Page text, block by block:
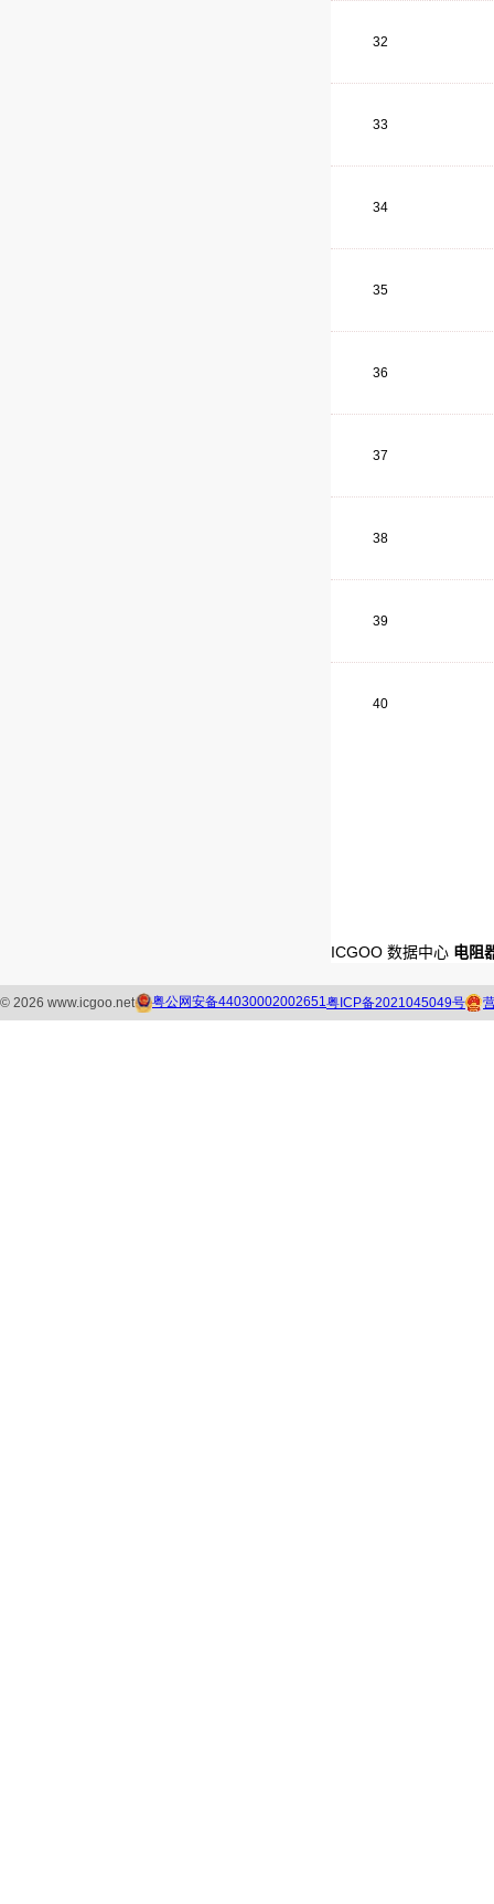
32
33
34
35
36
37
38
39
40
ICGOO 数据中心 电阻